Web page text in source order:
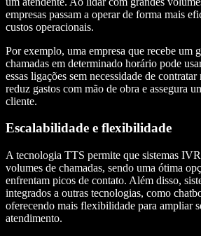
empresas passam a operar de forma mais
custos operacionais.
Por exemplo, uma empresa que recebe um
chamadas em determinado horário pode
essas ligações sem necessidade de
reduz gastos com mão de obra e assegura
cliente.
Escalabilidade e flexibilidade
A tecnologia TTS permite que sistemas
volumes de chamadas, sendo uma ótima
enfrentam picos de contato. Além disso,
integrados a outras tecnologias, como
oferecendo mais flexibilidade para ampliar
atendimento.